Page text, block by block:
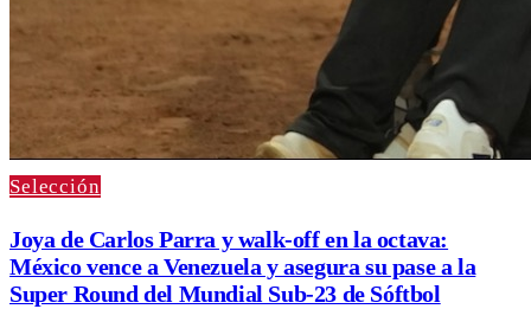
Selección
Joya de Carlos Parra y walk-off en la octava:
México vence a Venezuela y asegura su pase a la
Super Round del Mundial Sub-23 de Sóftbol